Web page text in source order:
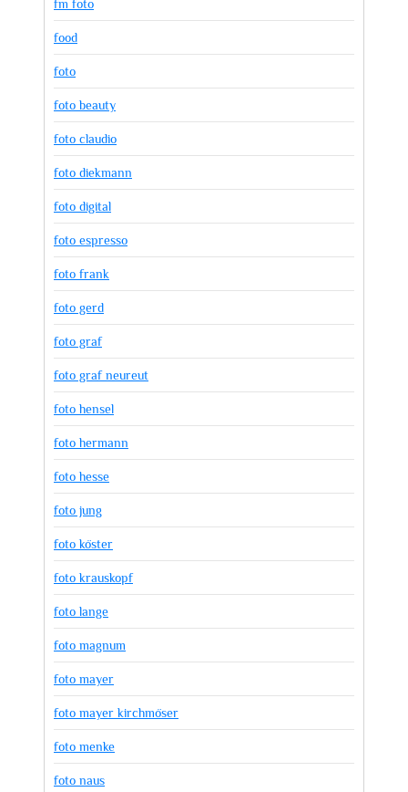
fm foto
food
foto
foto beauty
foto claudio
foto diekmann
foto digital
foto espresso
foto frank
foto gerd
foto graf
foto graf neureut
foto hensel
foto hermann
foto hesse
foto jung
foto köster
foto krauskopf
foto lange
foto magnum
foto mayer
foto mayer kirchmöser
foto menke
foto naus